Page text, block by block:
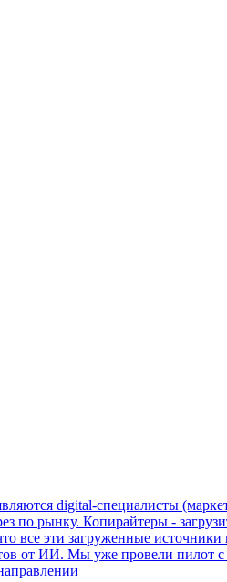
digital-специалисты
по рынку. Копирайтеры -
все эти загруженные
от ИИ. Мы уже провели пилот с